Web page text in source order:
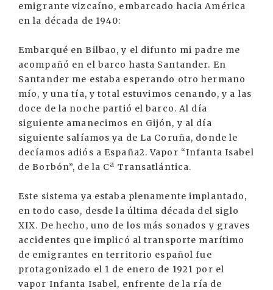
emigrante vizcaíno, embarcado hacia América
en la década de 1940:
Embarqué en Bilbao, y el difunto mi padre me
acompañó en el barco hasta Santander. En
Santander me estaba esperando otro hermano
mío, y una tía, y total estuvimos cenando, y a las
doce de la noche partió el barco. Al día
siguiente amanecimos en Gijón, y al día
siguiente salíamos ya de La Coruña, donde le
decíamos adiós a España2. Vapor “Infanta Isabel
de Borbón”, de la Cª Transatlántica.
Este sistema ya estaba plenamente implantado,
en todo caso, desde la última década del siglo
XIX. De hecho, uno de los más sonados y graves
accidentes que implicó al transporte marítimo
de emigrantes en territorio español fue
protagonizado el 1 de enero de 1921 por el
vapor Infanta Isabel, enfrente de la ría de